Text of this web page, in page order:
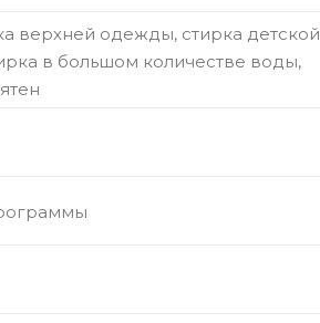
верхней одежды, стирка детской
в большом количестве воды,